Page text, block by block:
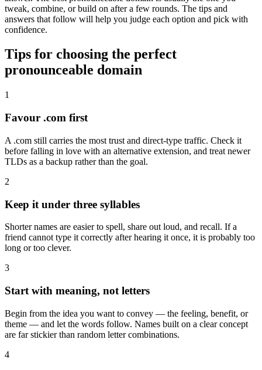
tweak, combine, or build on after a few rounds. The tips and
answers that follow will help you judge each option and pick with
confidence.
Tips for choosing the perfect
pronounceable domain
1
Favour .com first
A .com still carries the most trust and direct-type traffic. Check it
before falling in love with an alternative extension, and treat newer
TLDs as a backup rather than the goal.
2
Keep it under three syllables
Shorter names are easier to spell, share out loud, and recall. If a
friend cannot type it correctly after hearing it once, it is probably too
long or too clever.
3
Start with meaning, not letters
Begin from the idea you want to convey — the feeling, benefit, or
theme — and let the words follow. Names built on a clear concept
are far stickier than random letter combinations.
4